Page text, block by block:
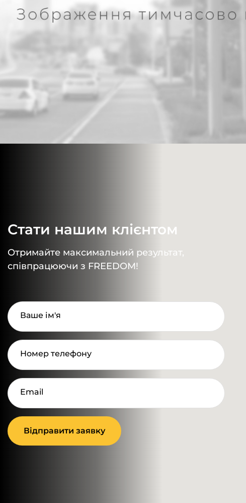
Стати нашим клієнтом
Отримайте максимальний результат,
співпрацюючи з FREEDOM!
Ваше ім'я
Номер телефону
Email
Відправити заявку